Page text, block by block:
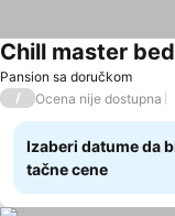
Pansion sa doručkom
Chill master
/ Ocena nije dostupna
Izaberi datume da
tačne cene